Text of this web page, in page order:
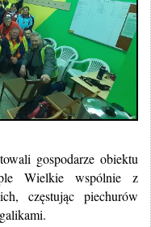
gospodarze obiektu
Wielkie wspólnie z
częstując piechurów